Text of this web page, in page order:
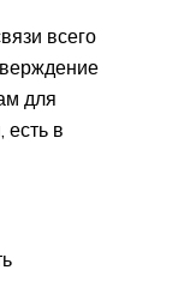
всего
для
есть в